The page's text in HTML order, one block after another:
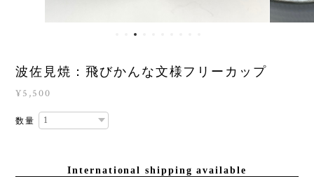
波佐見焼：飛びかんな文様フリーカップ
¥5,500
数量
International shipping available